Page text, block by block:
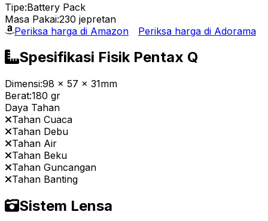
Tipe:Battery Pack
Masa Pakai:230 jepretan
Periksa harga di Amazon
Periksa harga di Adorama
Spesifikasi Fisik Pentax Q
Dimensi:98 x 57 x 31mm
Berat:180 gr
Daya Tahan
Tahan Cuaca
Tahan Debu
Tahan Air
Tahan Beku
Tahan Guncangan
Tahan Banting
Sistem Lensa